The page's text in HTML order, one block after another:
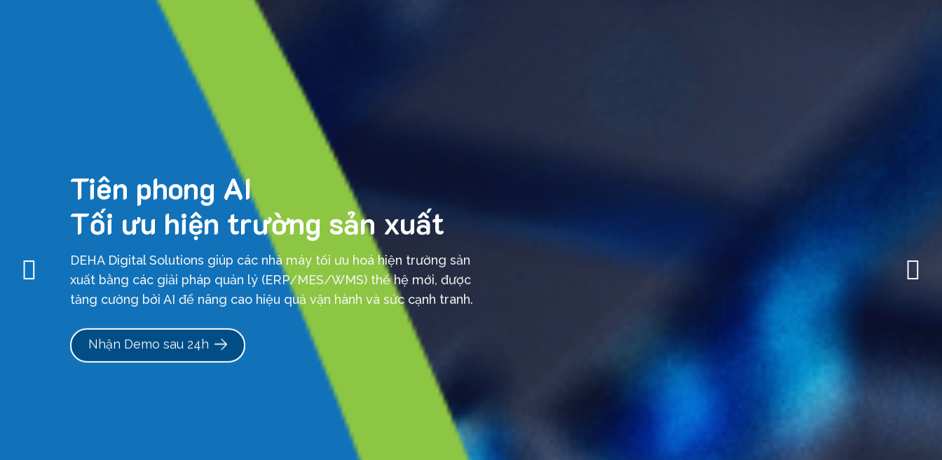
Tiên phong AI
Tối ưu hiện trường sản xuất
DEHA Digital Solutions giúp các nhà máy tối ưu hoá hiện trường sản
xuất bằng các giải pháp quản lý (ERP/MES/WMS) thế hệ mới, được
tăng cường bởi AI để nâng cao hiệu quả vận hành và sức cạnh tranh.
Nhận Demo sau 24h